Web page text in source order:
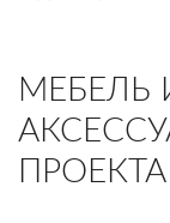
МЕБЕЛЬ